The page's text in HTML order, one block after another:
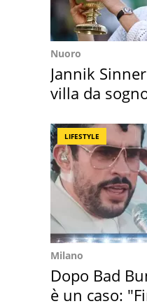
Nuoro
Jannik
villa da
LIFESTYLE
Milano
Dopo Bad
è un caso: